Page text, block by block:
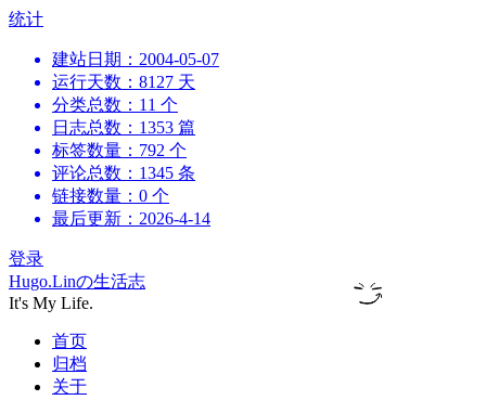
跳
统计
建站日期：2004-05-07
运行天数：8127 天
分类总数：11 个
日志总数：1353 篇
标签数量：792 个
评论总数：1345 条
链接数量：0 个
最后更新：2026-4-14
登录
Hugo.Linの生活志
It's My Life.
首页
归档
关于